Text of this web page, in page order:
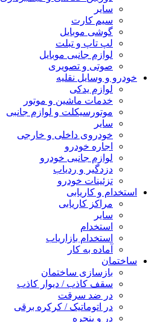
سایر
سیم کارت
گوشی موبایل
لپ تاپ و تبلت
لوازم جانبی موبایل
صوتی و تصویری
خودرو و وسایل نقلیه
لوازم یدکی
خدمات ماشین و موتور
موتورسیکلت و لوازم جانبی
سایر
خودروی داخلی و خارجی
اجاره خودرو
لوازم جانبی خودرو
دزدگیر و ردیاب
تزئینات خودرو
استخدام و کاریابی
مراکز کاریابی
سایر
استخدام
استخدام بازاریاب
آماده به کار
ساختمان
بازسازی ساختمان
سقف کاذب / دیوار کاذب
در ضد سرقت
در اتوماتیک / کرکره برقی
در و پنجره